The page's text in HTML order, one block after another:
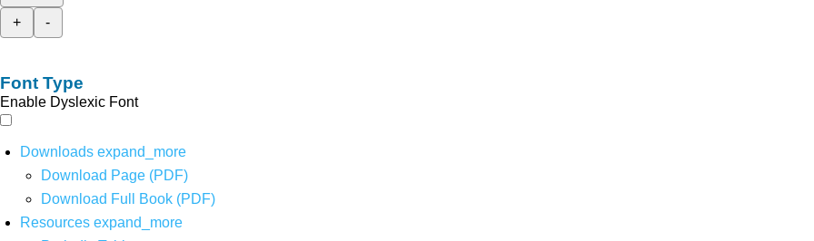
+
-
Font Type
Enable Dyslexic Font
Downloads expand_more
Download Page (PDF)
Download Full Book (PDF)
Resources expand_more